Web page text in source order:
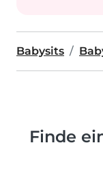
Babysits
Finde